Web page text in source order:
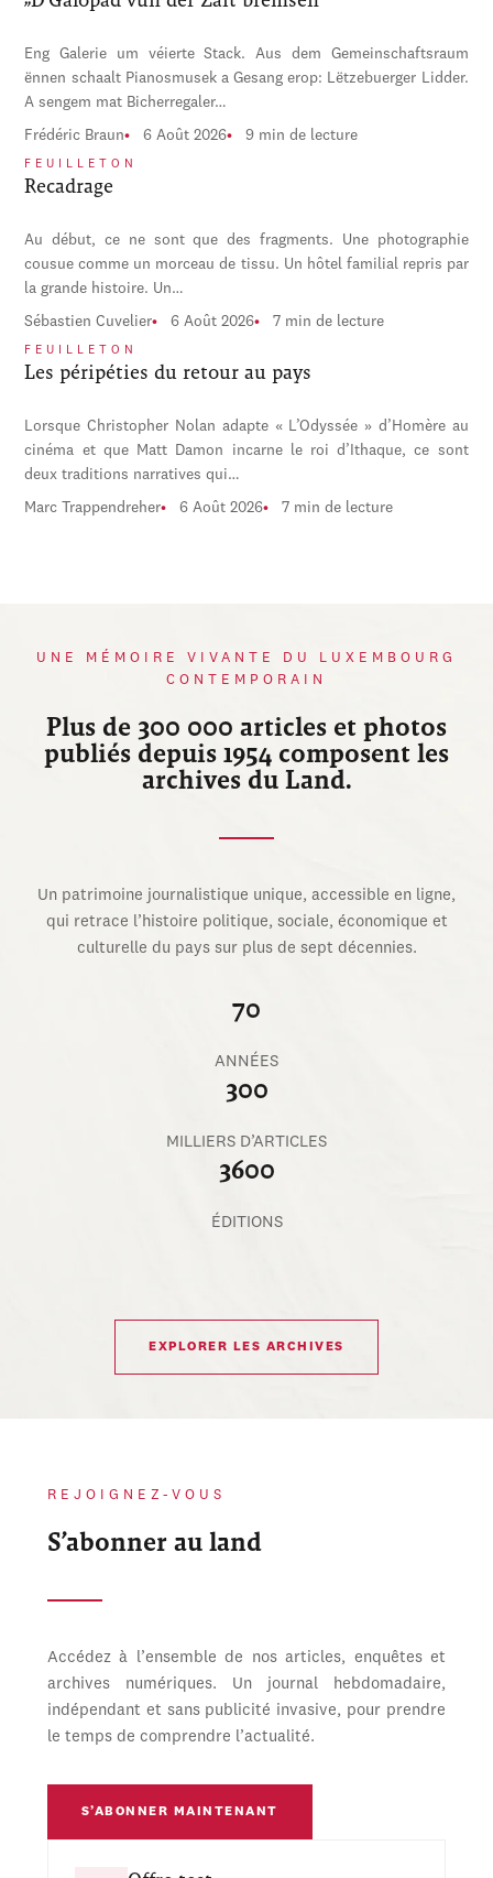
Eng Galerie um véierte Stack. Aus dem Gemeinschaftsraum
ënnen schaalt Pianosmusek a Gesang erop: Lëtzebuerger Lidder.
A sengem mat Bicherregaler…
Frédéric Braun 6 Août 2026 9 min de lecture
FEUILLETON
Recadrage
Au début, ce ne sont que des fragments. Une photographie
cousue comme un morceau de tissu. Un hôtel familial repris par
la grande histoire. Un…
Sébastien Cuvelier 6 Août 2026 7 min de lecture
FEUILLETON
Les péripéties du retour au pays
Lorsque Christopher Nolan adapte « L’Odyssée » d’Homère au
cinéma et que Matt Damon incarne le roi d’Ithaque, ce sont
deux traditions narratives qui…
Marc Trappendreher 6 Août 2026 7 min de lecture
UNE MÉMOIRE VIVANTE DU LUXEMBOURG
CONTEMPORAIN
Plus de 300 000 articles et photos
publiés depuis 1954 composent les
archives du Land.
Un patrimoine journalistique unique, accessible en ligne,
qui retrace l’histoire politique, sociale, économique et
culturelle du pays sur plus de sept décennies.
70
ANNÉES
300
MILLIERS D’ARTICLES
3600
ÉDITIONS
EXPLORER LES ARCHIVES
REJOIGNEZ-VOUS
S’abonner au land
Accédez à l’ensemble de nos articles, enquêtes et
archives numériques. Un journal hebdomadaire,
indépendant et sans publicité invasive, pour prendre
le temps de comprendre l’actualité.
S’ABONNER MAINTENANT